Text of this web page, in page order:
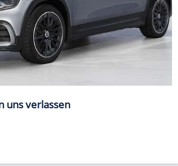
uns verlassen